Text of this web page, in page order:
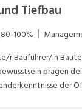
Tiefbau
80-100%
r Bauführer/in
prägen
der